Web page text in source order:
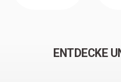
ENTDECKE